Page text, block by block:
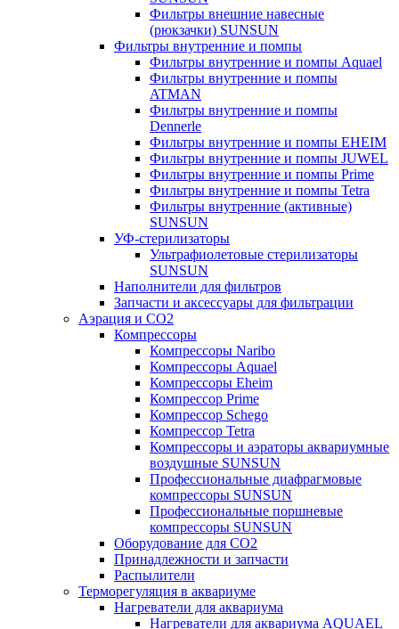
Фильтры внешние навесные
(рюкзачки) SUNSUN
Фильтры внутренние и помпы
Фильтры внутренние и помпы Aquael
Фильтры внутренние и помпы
ATMAN
Фильтры внутренние и помпы
Dennerle
Фильтры внутренние и помпы EHEIM
Фильтры внутренние и помпы JUWEL
Фильтры внутренние и помпы Prime
Фильтры внутренние и помпы Tetra
Фильтры внутренние (активные)
SUNSUN
УФ-стерилизаторы
Ультрафиолетовые стерилизаторы
SUNSUN
Наполнители для фильтров
Запчасти и аксессуары для фильтрации
Аэрация и CO2
Компрессоры
Компрессоры Naribo
Компрессоры Aquael
Компрессоры Eheim
Компрессор Prime
Компрессор Schego
Компрессор Tetra
Компрессоры и аэраторы аквариумные
воздушные SUNSUN
Профессиональные диафрагмовые
компрессоры SUNSUN
Профессиональные поршневые
компрессоры SUNSUN
Оборудование для CO2
Принадлежности и запчасти
Распылители
Терморегуляция в аквариуме
Нагреватели для аквариума
Нагреватели для аквариума AQUAEL